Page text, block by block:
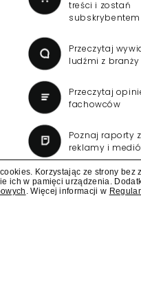
jedną
programem
Korzystając ze strony
ich w pamięci urządzenia.
. Więcej informacji w